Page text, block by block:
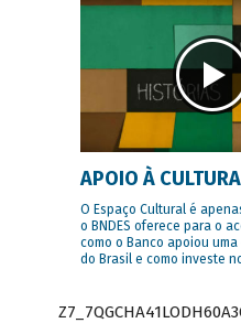
APOIO À CULTURA
O Espaço Cultural é
o BNDES oferece para o
como o Banco apoiou
do Brasil e como investe